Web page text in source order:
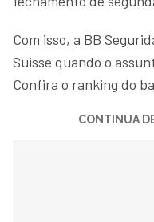
Com isso, a BB
Suisse quando o
Confira o ranking do
CONTINUA